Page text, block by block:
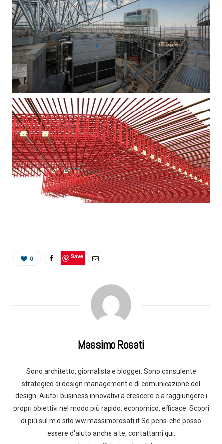
0 Save
Massimo Rosati
Sono architetto, giornalista e blogger. Sono consulente
strategico di design management e di comunicazione del
design. Aiuto i business innovativi a crescere e a raggiungere i
propri obiettivi nel modo più rapido, economico, efficace. Scopri
di più sul mio sito ww.massimorosati.it Se pensi che posso
essere d'aiuto anche a te, contattami qui: